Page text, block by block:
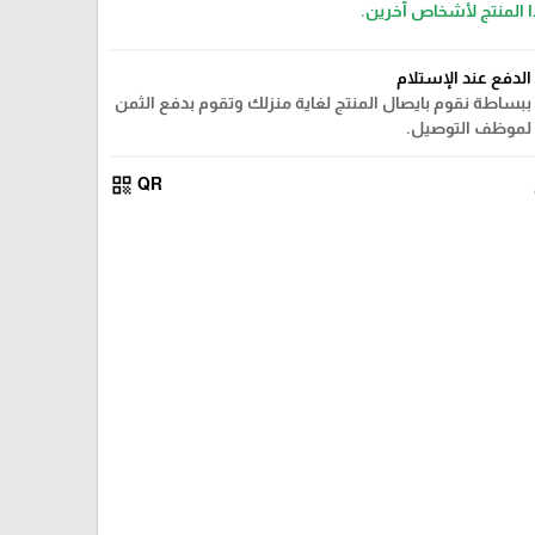
المنتج لأشخاص آخرين.
الدفع عند الإستلام
ببساطة نقوم بايصال المنتج لغاية منزلك وتقوم بدفع الثمن
لموظف التوصيل.
QR
qr_code